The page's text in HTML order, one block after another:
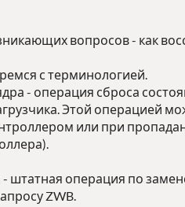
вопросов - как
с терминологией.
- операция сброса
Этой операцией
или при
штатная операция по
ZWB.